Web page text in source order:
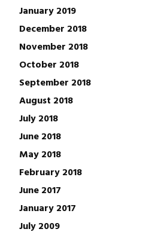
January 2019
December 2018
November 2018
October 2018
September 2018
August 2018
July 2018
June 2018
May 2018
February 2018
June 2017
January 2017
July 2009